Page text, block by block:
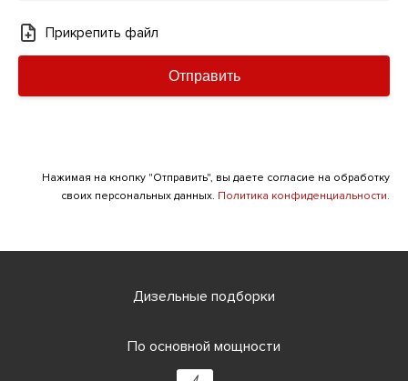
Прикрепить файл
Отправить
Нажимая на кнопку "Отправить", вы даете согласие на обработку
своих персональных данных. Политика конфиденциальности.
Дизельные подборки
По основной мощности